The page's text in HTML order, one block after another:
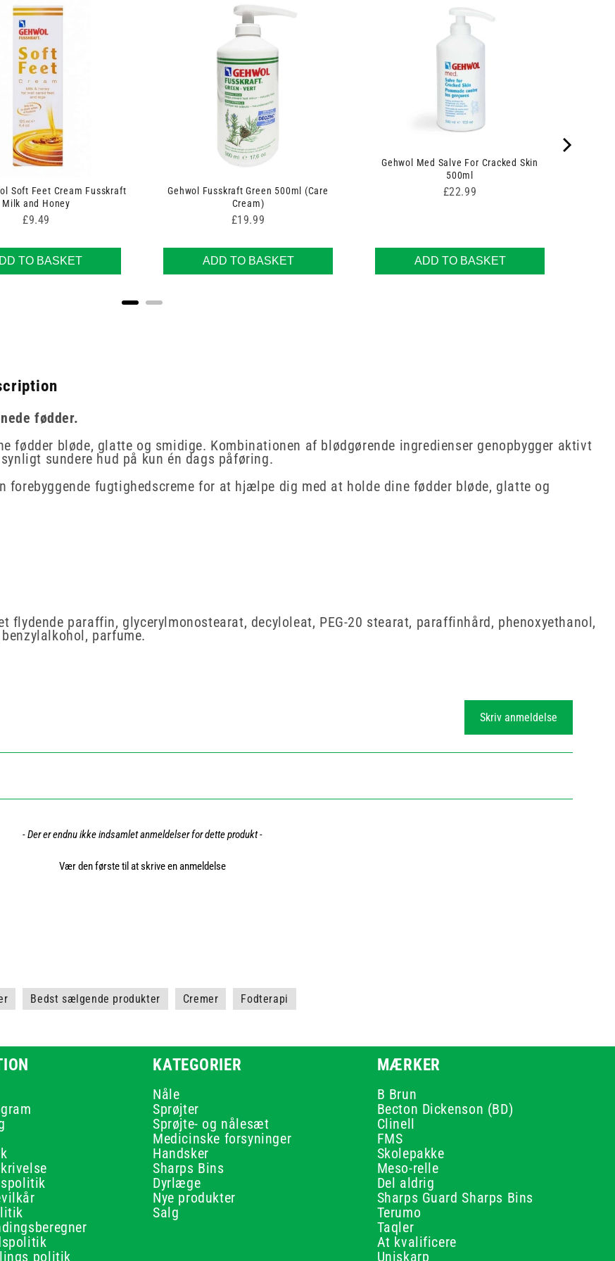
Soft Feet Cream Fusskraft
Milk and Honey
Price
£9.49
TO BASKET
Gehwol Fusskraft Green 500ml (Care
Cream)
Price
£19.99
ADD TO BASKET
Gehwol Med Salve For Cracked Skin
500ml
Price
£22.99
ADD TO BASKET
fødder.
fødder bløde, glatte og smidige. Kombinationen af ​​blødgørende ingredienser genopbygger aktivt
sundere hud på kun én dags påføring.
fugtighedscreme for at hjælpe dig med at holde dine fødder bløde, glatte og
paraffin, glycerylmonostearat, decyloleat, PEG-20 stearat, paraffinhård, phenoxyethanol,
parfume.
Skriv anmeldelse
- Der er endnu ikke indsamlet anmeldelser for dette produkt -
Vær den første til at skrive en anmeldelse
Bedst sælgende produkter Cremer Fodterapi
politik
KATEGORIER
Nåle
Sprøjter
Sprøjte- og nålesæt
Medicinske forsyninger
Handsker
Sharps Bins
Dyrlæge
Nye produkter
Salg
MÆRKER
B Brun
Becton Dickenson (BD)
Clinell
FMS
Skolepakke
Meso-relle
Del aldrig
Sharps Guard Sharps Bins
Terumo
Taqler
At kvalificere
Uniskarp